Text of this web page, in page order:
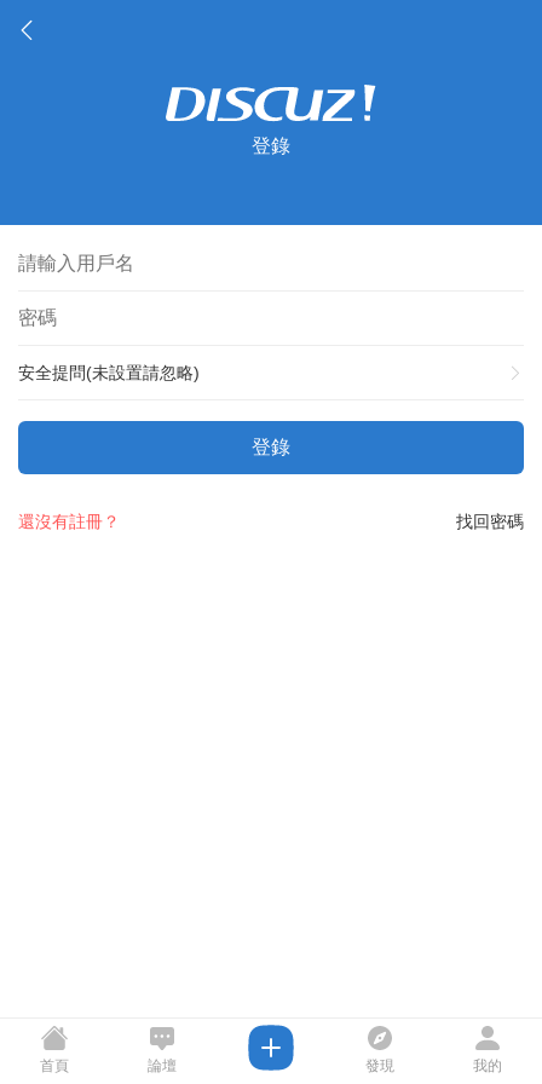
登錄
安全提問(未設置請忽略)
登錄
找回密碼
還沒有註冊？
首頁 論壇 發現 我的